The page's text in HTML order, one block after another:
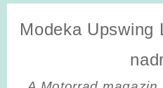
Modeka Upswing